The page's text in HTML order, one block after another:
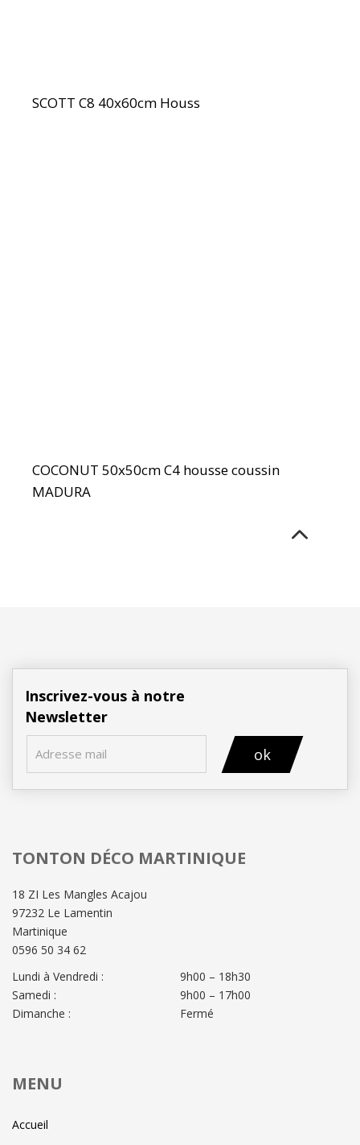
SCOTT C8 40x60cm Houss
COCONUT 50x50cm C4 housse coussin
MADURA
Inscrivez-vous à notre
Newsletter
ok
TONTON DÉCO MARTINIQUE
18 ZI Les Mangles Acajou
97232 Le Lamentin
Martinique
0596 50 34 62
Lundi à Vendredi :
Samedi :
Dimanche :
9h00 – 18h30
9h00 – 17h00
Fermé
MENU
Accueil